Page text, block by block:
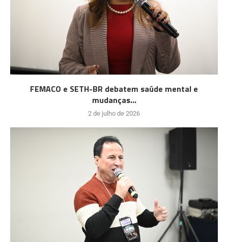
FEMACO e SETH-BR debatem saúde mental e
mudanças...
2 de julho de 2026